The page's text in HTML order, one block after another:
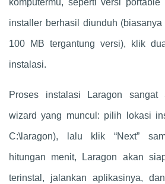
komputermu, seperti versi
installer berhasil diunduh
100 MB tergantung versi), klik
instalasi.
Proses instalasi Laragon sangat
wizard yang muncul: pilih lokasi
C:\laragon), lalu klik “Next”
hitungan menit, Laragon akan
terinstal, jalankan aplikasinya,